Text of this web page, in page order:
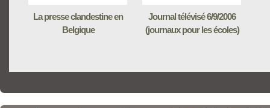
La presse clandestine en
Belgique
Journal télévisé 6/9/2006
(journaux pour les écoles)